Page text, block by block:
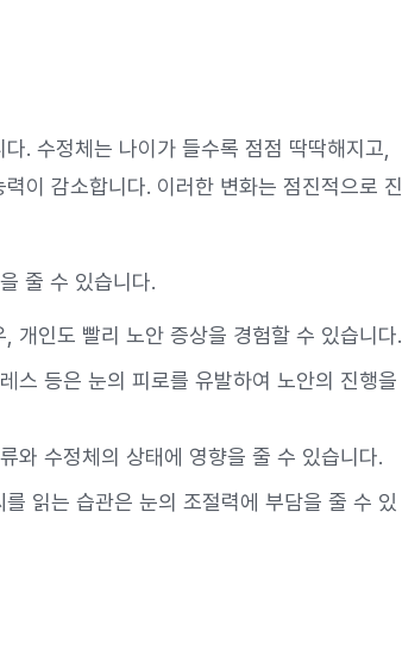
. 수정체는 나이가 들수록 점점 딱딱해지고,
이 감소합니다. 이러한 변화는 점진적으로 진
줄 수 있습니다.
개인도 빨리 노안 증상을 경험할 수 있습니다.
스 등은 눈의 피로를 유발하여 노안의 진행을
와 수정체의 상태에 영향을 줄 수 있습니다.
읽는 습관은 눈의 조절력에 부담을 줄 수 있